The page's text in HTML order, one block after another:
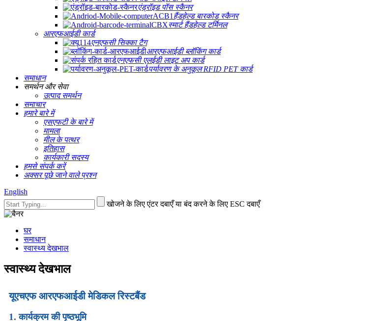
एंड्रॉइड पॉस स्कैनर
हैंडहेल्ड बारकोड स्कैनर
स्मार्ट हैंडहेल्ड टर्मिनल
आरएफआईडी कार्ड
एनएफसी सिक्का टैग
आरएफआईडी ब्लॉकिंग कार्ड
एनएफसी एलईडी लाइट अप कार्ड
पर्यावरण के अनुकूल RFID PET कार्ड
समाधान
समर्थन और सेवा
उत्पाद समर्थन
समाचार
हमारे बारे में
एसएफटी के बारे में
मामला
मील के पत्थर
इतिहास
कार्यकारी सदस्य
हमसे संपर्क करें
अक्सर पूछे जाने वाले प्रश्न
English
खोजने के लिए एंटर दबाएँ या बंद करने के लिए ESC दबाएँ
घर
समाधान
स्वास्थ्य देखभाल
स्वास्थ्य देखभाल
यूएचएफ आरएफआईडी मेडिकल रिस्टबैंड
1. कार्यक्रम की पृष्ठभूमि